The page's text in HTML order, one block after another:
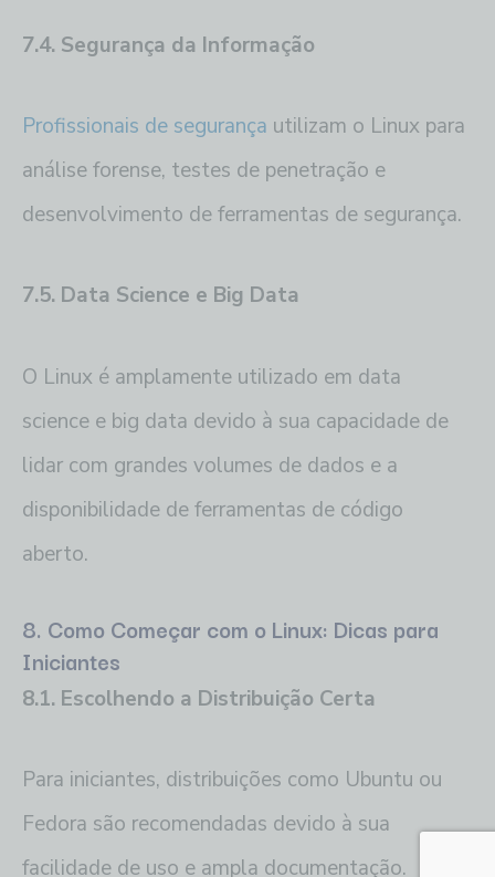
7.4. Segurança da Informação
Profissionais de segurança utilizam o Linux para
análise forense, testes de penetração e
desenvolvimento de ferramentas de segurança.
7.5. Data Science e Big Data
O Linux é amplamente utilizado em data
science e big data devido à sua capacidade de
lidar com grandes volumes de dados e a
disponibilidade de ferramentas de código
aberto.
8. Como Começar com o Linux: Dicas para
Iniciantes
8.1. Escolhendo a Distribuição Certa
Para iniciantes, distribuições como Ubuntu ou
Fedora são recomendadas devido à sua
facilidade de uso e ampla documentação.